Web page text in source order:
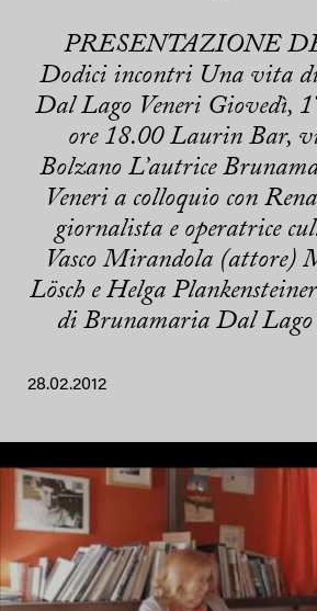
PRESENTAZIONE
Dodici incontri Una vita
Dal Lago Veneri Giovedì,
ore 18.00 Laurin Bar,
Bolzano L’autrice
Veneri a colloquio con
giornalista e operatrice
Vasco Mirandola (attore)
Lösch e Helga
di Brunamaria Dal
28.02.2012